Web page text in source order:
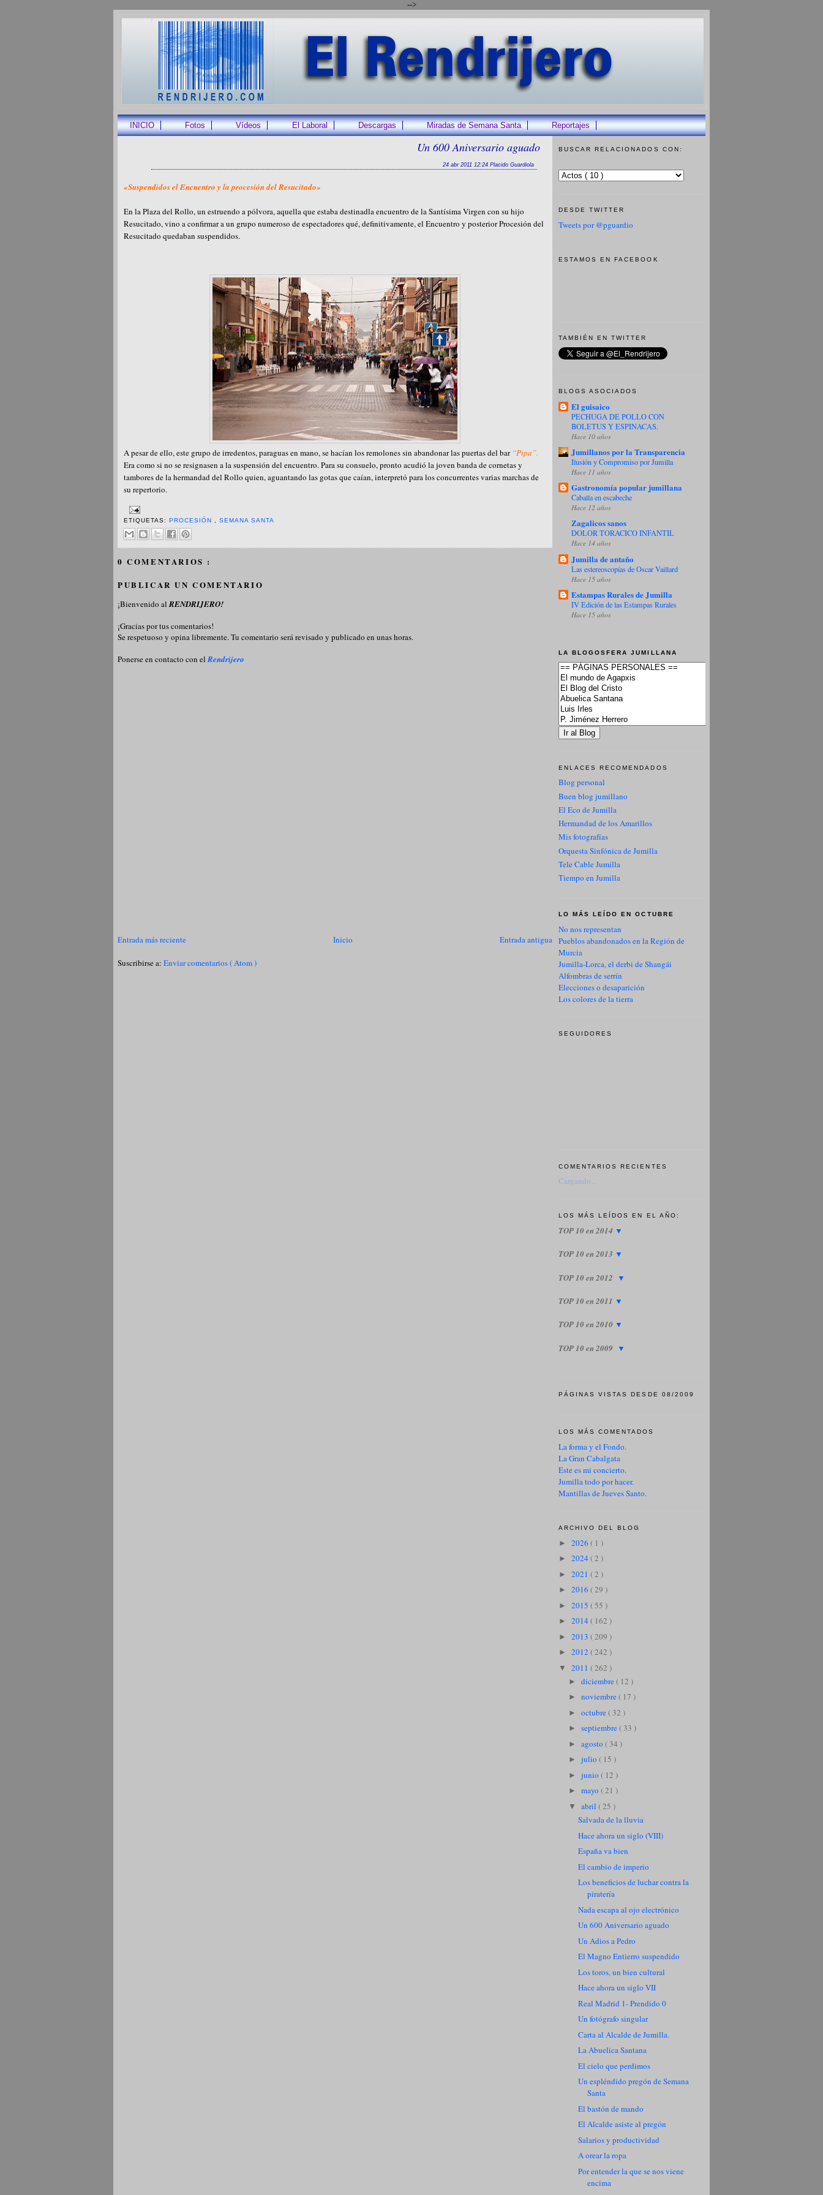
-->
INICIO Fotos Vídeos El Laboral Descargas Miradas de Semana Santa Reportajes
Un 600 Aniversario aguado
24 abr 2011 12:24 Placido Guardiola
«Suspendidos el Encuentro y la procesión del Resucitado»
En la Plaza del Rollo, un estruendo a pólvora, aquella que estaba destinadla encuentro de la Santísima Virgen con su hijo
Resucitado, vino a confirmar a un grupo numeroso de espectadores qué, definitivamente, el Encuentro y posterior Procesión del
Resucitado quedaban suspendidos.
A pesar de ello, este grupo de irredentos, paraguas en mano, se hacían los remolones sin abandonar las puertas del bar“Pipa”.
Era como si no se resignasen a la suspensión del encuentro. Para su consuelo, pronto acudió la joven banda de cornetas y
tambores de la hermandad del Rollo quien, aguantando las gotas que caían, interpretó para los concurrentes varias marchas de
su repertorio.
ETIQUETAS:PROCESIÓN ,SEMANA SANTA
0 COMENTARIOS :
PUBLICAR UN COMENTARIO
¡Bienvenido alRENDRIJERO!
¡Gracias por tus comentarios!
Se respetuoso y opina libremente. Tu comentario será revisado y publicado en unas horas.
Ponerse en contacto con elRendrijero
Entrada más reciente Entrada antigua
Inicio
Suscribirse a: Enviar comentarios ( Atom )
BUSCAR RELACIONADOS CON:
DESDE TWITTER
Tweets por @pguardio
ESTAMOS EN FACEBOOK
TAMBIÉN EN TWITTER
BLOGS ASOCIADOS
El guisaico
PECHUGA DE POLLO CON
BOLETUS Y ESPINACAS.
Hace 10 años
Jumillanos por la Transparencia
Ilusión y Compromiso por Jumilla
Hace 11 años
Gastronomía popular jumillana
Caballa en escabeche
Hace 12 años
Zagalicos sanos
DOLOR TORACICO INFANTIL
Hace 14 años
Jumilla de antaño
Las estereoscopías de Oscar Vaillard
Hace 15 años
Estampas Rurales de Jumilla
IV Edición de las Estampas Rurales
Hace 15 años
LA BLOGOSFERA JUMILLANA
ENLACES RECOMENDADOS
Blog personal
Buen blog jumillano
El Eco de Jumilla
Hermandad de los Amarillos
Mis fotografías
Orquesta Sinfónica de Jumilla
Tele Cable Jumilla
Tiempo en Jumilla
LO MÁS LEÍDO EN OCTUBRE
No nos representan
Pueblos abandonados en la Región de
Murcia
Jumilla-Lorca, el derbi de Shangái
Alfombras de serrín
Elecciones o desaparición
Los colores de la tierra
SEGUIDORES
COMENTARIOS RECIENTES
Cargando...
LOS MÁS LEÍDOS EN EL AÑO:
TOP 10 en 2014 ▼
TOP 10 en 2013 ▼
TOP 10 en 2012 ▼
TOP 10 en 2011 ▼
TOP 10 en 2010 ▼
TOP 10 en 2009 ▼
PÁGINAS VISTAS DESDE 08/2009
LOS MÁS COMENTADOS
La forma y el Fondo.
La Gran Cabalgata
Este es mi concierto.
Jumilla todo por hacer.
Mantillas de Jueves Santo.
ARCHIVO DEL BLOG
► 2026 ( 1 )
► 2024 ( 2 )
► 2021 ( 2 )
► 2016 ( 29 )
► 2015 ( 55 )
► 2014 ( 162 )
► 2013 ( 209 )
► 2012 ( 242 )
▼ 2011 ( 262 )
► diciembre( 12 )
► noviembre( 17 )
► octubre( 32 )
► septiembre( 33 )
► agosto ( 34 )
► julio ( 15 )
► junio ( 12 )
► mayo ( 21 )
▼ abril ( 25 )
Salvada de la lluvia
Hace ahora un siglo (VIII)
España va bien
El cambio de imperio
Los beneficios de luchar contra la
piratería
Nada escapa al ojo electrónico
Un 600 Aniversario aguado
Un Adios a Pedro
El Magno Entierro suspendido
Los toros, un bien cultural
Hace ahora un siglo VII
Real Madrid 1- Prendido 0
Un fotógrafo singular
Carta al Alcalde de Jumilla.
La Abuelica Santana
El cielo que perdimos
Un espléndido pregón de Semana
Santa
El bastón de mando
El Alcalde asiste al pregón
Salarios y productividad
A orear la ropa
Por entender la que se nos viene
encima